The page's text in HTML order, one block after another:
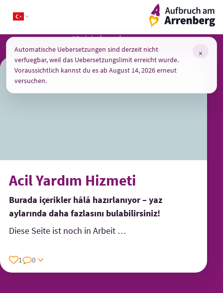
content
ArrenbergApp
Ne için buradayız
Acil Yardım Hizmeti
Burada içerikler hâlâ hazırlanıyor – yaz
aylarında daha fazlasını bulabilirsiniz!
Diese Seite ist noch in Arbeit …
1 0
Automatische Uebersetzungen sind derzeit nicht
verfuegbar, weil das Uebersetzungslimit erreicht wurde.
Voraussichtlich kannst du es ab August 14, 2026 erneut
versuchen.
×